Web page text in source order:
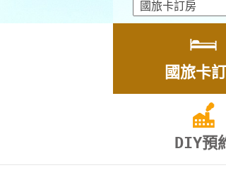
國旅卡
DIY預